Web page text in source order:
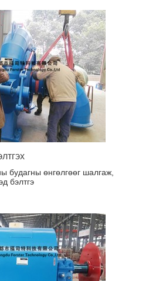
будагны өнгөлгөөг шалгаж,
бэлтгэ